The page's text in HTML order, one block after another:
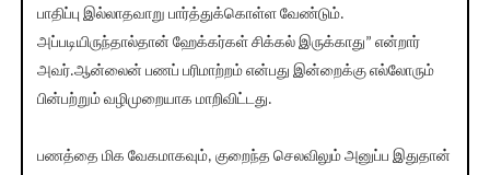
பாதிப்பு இல்லாதவாறு பார்த்துக்கொள்ள வேண்டும்.
அப்படியிருந்தால்தான் ஹேக்கர்கள் சிக்கல் இருக்காது” என்றார்
அவர்.ஆன்லைன் பணப் பரிமாற்றம் என்பது இன்றைக்கு எல்லோரும்
பின்பற்றும் வழிமுறையாக மாறிவிட்டது.
பணத்தை மிக வேகமாகவும், குறைந்த செலவிலும் அனுப்ப இதுதான்